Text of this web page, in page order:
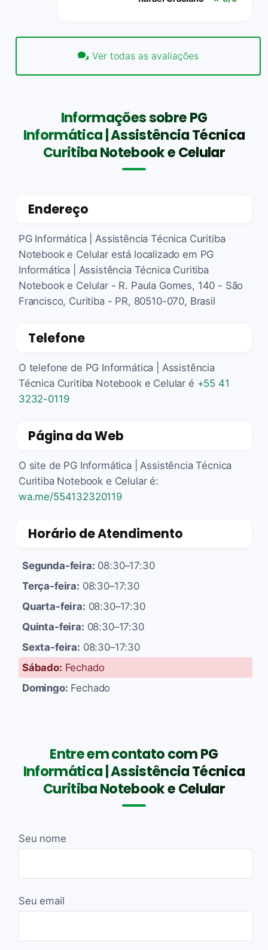
Ver todas as avaliações
Informações sobre PG
Informática | Assistência Técnica
Curitiba Notebook e Celular
Endereço
PG Informática | Assistência Técnica Curitiba
Notebook e Celular está localizado em PG
Informática | Assistência Técnica Curitiba
Notebook e Celular - R. Paula Gomes, 140 - São
Francisco, Curitiba - PR, 80510-070, Brasil
Telefone
O telefone de PG Informática | Assistência
Técnica Curitiba Notebook e Celular é +55 41
3232-0119
Página da Web
O site de PG Informática | Assistência Técnica
Curitiba Notebook e Celular é:
wa.me/554132320119
Horário de Atendimento
Segunda-feira: 08:30–17:30
Terça-feira: 08:30–17:30
Quarta-feira: 08:30–17:30
Quinta-feira: 08:30–17:30
Sexta-feira: 08:30–17:30
Sábado: Fechado
Domingo: Fechado
Entre em contato com PG
Informática | Assistência Técnica
Curitiba Notebook e Celular
Seu nome
Seu email